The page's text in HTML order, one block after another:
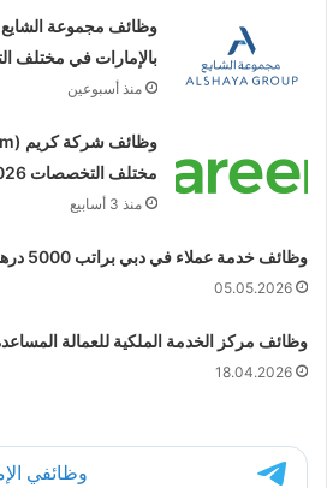
بالإمارات في مختلف
منذ أسبوعين
مختلف التخصصات 2026
منذ 3 أسابيع
وظائف خدمة عملاء في دبي براتب 5000 درهم
05.05.2026
وظائف مركز الخدمة الملكية للعمالة
18.04.2026